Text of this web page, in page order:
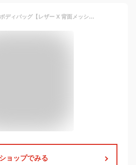
[RONDE] 斜め掛け ボディバッグ【レザー X 背面メッシュ】ショルダーバッグ ボディーバッグ ワンショルダー 大容量 斜めがけバッグ スポーツバッグ メンズ
ショップでみる